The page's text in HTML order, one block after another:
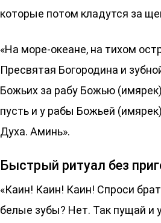
которые потом кладутся за
«На море-океане, на тихом
Пресвятая Богородина и
Божьих за рабу Божью
пусть и у рабы Божьей
Духа. Аминь».
Быстрый ритуал без
«Каин! Каин! Каин! Спроси
белые зубы? Нет. Так пущай и